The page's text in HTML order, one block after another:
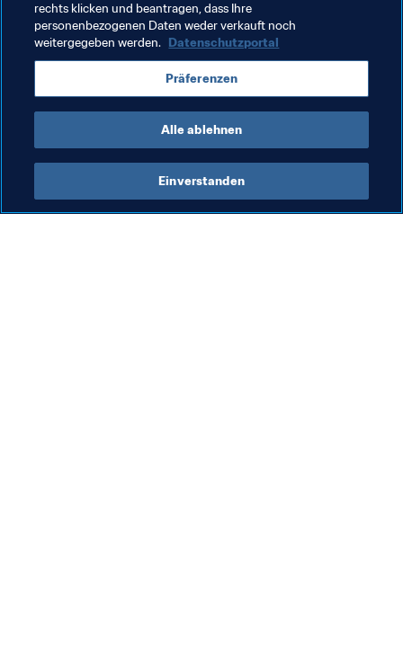
Verwandte Themen
Fussballgericht Recht Organisation Brazil
CONMEBOL
rechts klicken und beantragen, dass Ihre
personenbezogenen Daten weder verkauft noch
weitergegeben werden. Datenschutzportal
Präferenzen
Alle ablehnen
Einverstanden